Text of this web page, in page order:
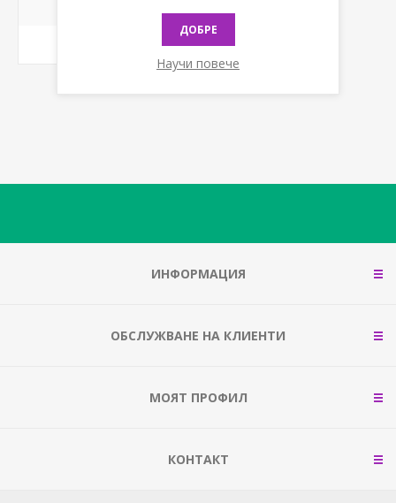
ИНФОРМАЦИЯ
ОБСЛУЖВАНЕ НА КЛИЕНТИ
МОЯТ ПРОФИЛ
КОНТАКТ
ДОБРЕ
Научи повече